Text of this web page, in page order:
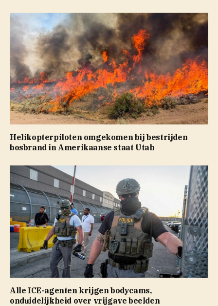
Helikopterpiloten omgekomen bij bestrijden
bosbrand in Amerikaanse staat Utah
Alle ICE-agenten krijgen bodycams,
onduidelijkheid over vrijgave beelden